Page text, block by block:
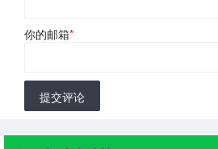
你的邮箱*
提交评论